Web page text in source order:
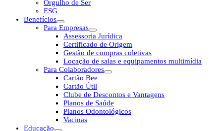
Orgulho de Ser
ESG
Benefícios
Para Empresas
Assessoria Jurídica
Certificado de Origem
Gestão de compras coletivas
Locação de salas e equipamentos multimídia
Para Colaboradores
Cartão Bee
Cartão Útil
Clube de Descontos e Vantagens
Planos de Saúde
Planos Odontológicos
Vacinas
Educação